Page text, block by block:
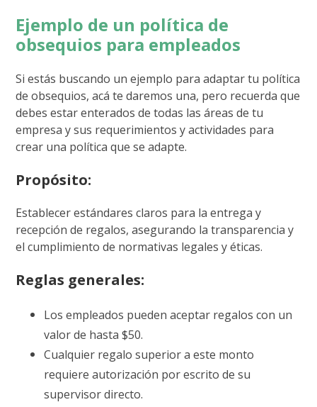
Ejemplo de un política de
obsequios para empleados
Si estás buscando un ejemplo para adaptar tu política
de obsequios, acá te daremos una, pero recuerda que
debes estar enterados de todas las áreas de tu
empresa y sus requerimientos y actividades para
crear una política que se adapte.
Propósito:
Establecer estándares claros para la entrega y
recepción de regalos, asegurando la transparencia y
el cumplimiento de normativas legales y éticas.
Reglas generales:
Los empleados pueden aceptar regalos con un
valor de hasta $50.
Cualquier regalo superior a este monto
requiere autorización por escrito de su
supervisor directo.